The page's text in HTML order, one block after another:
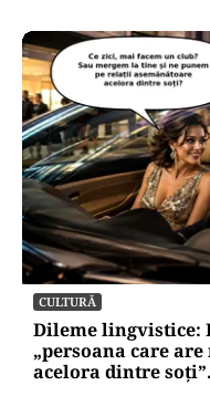
CULTURĂ
Dileme lingvistice:
„persoana care
acelora dintre soți”.